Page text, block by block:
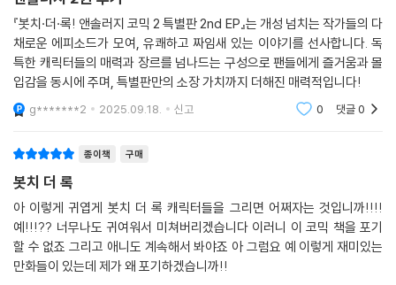
『봇치·더·록! 앤솔러지 코믹 2 특별판 2nd EP』는 개성 넘치는 작가들의 다
채로운 에피소드가 모여, 유쾌하고 짜임새 있는 이야기를 선사합니다. 독
특한 캐릭터들의 매력과 장르를 넘나드는 구성으로 팬들에게 즐거움과 몰
입감을 동시에 주며, 특별판만의 소장 가치까지 더해진 매력적입니다!
g*******2 2025.09.18. 신고 0 댓글0
종이책 구매
봇치 더 록
아 이렇게 귀엽게 봇치 더 록 캐릭터들을 그리면 어쩌자는 것입니까!!!!
예!!!?? 너무나도 귀여워서 미쳐버리겠습니다 이러니 이 코믹 책을 포기
할 수 없죠 그리고 애니도 계속해서 봐야죠 아 그럼요 예 이렇게 재미있는
만화들이 있는데 제가 왜 포기하겠습니까!!